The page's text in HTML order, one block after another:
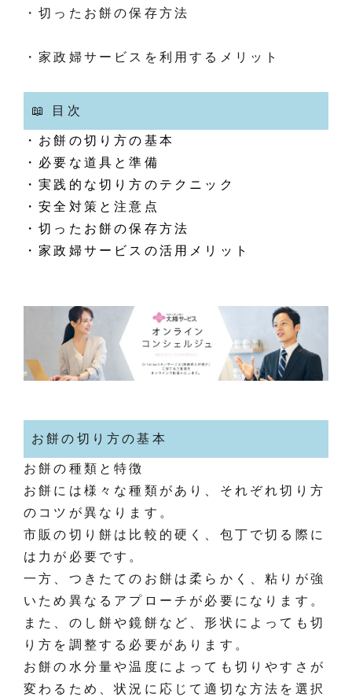
・切ったお餅の保存方法
・家政婦サービスを利用するメリット
📖 目次
・お餅の切り方の基本
・必要な道具と準備
・実践的な切り方のテクニック
・安全対策と注意点
・切ったお餅の保存方法
・家政婦サービスの活用メリット
お餅の切り方の基本
お餅の種類と特徴
お餅には様々な種類があり、それぞれ切り方
のコツが異なります。
市販の切り餅は比較的硬く、包丁で切る際に
は力が必要です。
一方、つきたてのお餅は柔らかく、粘りが強
いため異なるアプローチが必要になります。
また、のし餅や鏡餅など、形状によっても切
り方を調整する必要があります。
お餅の水分量や温度によっても切りやすさが
変わるため、状況に応じて適切な方法を選択